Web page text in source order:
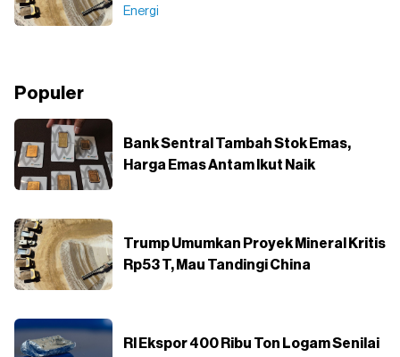
Energi
Populer
Bank Sentral Tambah Stok Emas,
Harga Emas Antam Ikut Naik
Trump Umumkan Proyek Mineral Kritis
Rp53 T, Mau Tandingi China
RI Ekspor 400 Ribu Ton Logam Senilai